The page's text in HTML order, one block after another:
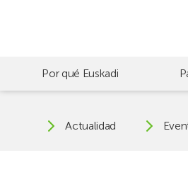
Por qué Euskadi
Actualidad